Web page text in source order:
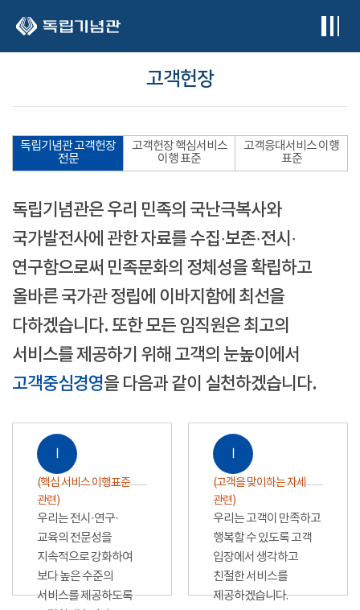
고객헌장
독립기념관 고객헌장
전문
고객헌장 핵심서비스
이행 표준
고객응대서비스 이행
표준
독립기념관은 우리 민족의 국난극복사와
국가발전사에 관한 자료를 수집·보존·전시·
연구함으로써 민족문화의 정체성을 확립하고
올바른 국가관 정립에 이바지함에 최선을
다하겠습니다. 또한 모든 임직원은 최고의
서비스를 제공하기 위해 고객의 눈높이에서
고객중심경영을 다음과 같이 실천하겠습니다.
Ⅰ
(핵심 서비스 이행표준
관련)
우리는 전시·연구·
교육의 전문성을
지속적으로 강화하여
보다 높은 수준의
서비스를 제공하도록
Ⅰ
(고객을 맞이하는 자세
관련)
우리는 고객이 만족하고
행복할 수 있도록 고객
입장에서 생각하고
친절한 서비스를
제공하겠습니다.